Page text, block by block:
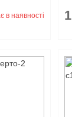
в наявності